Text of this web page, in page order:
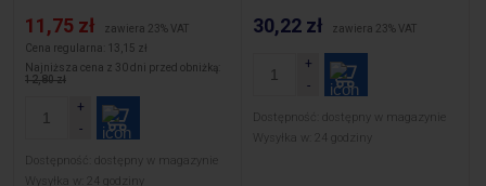
11,75 zł
zawiera 23% VAT
Cena regularna:
13,15 zł
Najniższa cena z 30 dni przed obniżką:
12,80 zł
Dostępność:
dostępny w magazynie
Wysyłka w:
24 godziny
30,22 zł zawiera 23% VAT
Dostępność:
dostępny w magazynie
Wysyłka w:
24 godziny